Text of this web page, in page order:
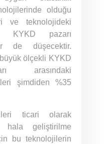
olduğu
ve teknolojideki
KYKD pazarı
de düşecektir.
ölçekli KYKD
arasındaki
şimdiden %35
ticari olarak
hala geliştirilme
bu teknolojilerin